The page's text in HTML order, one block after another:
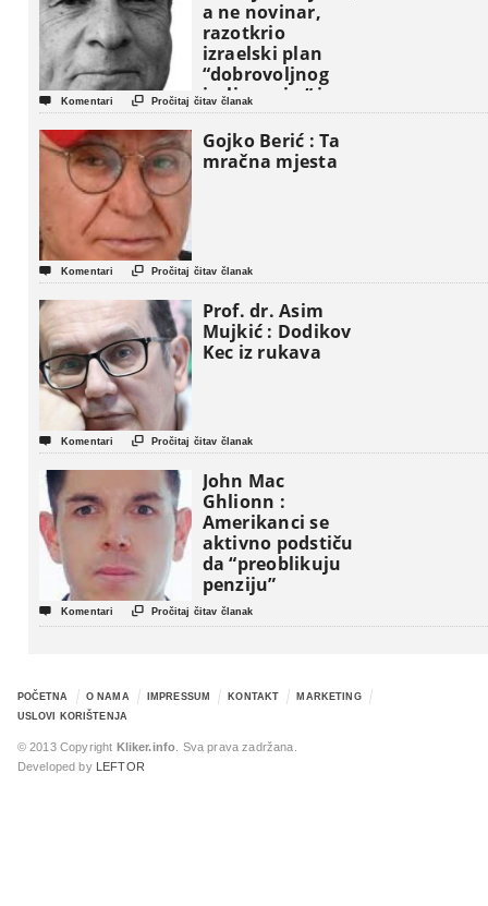
a ne novinar,
razotkrio
izraelski plan
“dobrovoljnog
iseljavanja ” iz
Gaze
 Komentari  Pročitaj čitav članak
Gojko Berić : Ta
mračna mjesta
 Komentari  Pročitaj čitav članak
Prof. dr. Asim
Mujkić : Dodikov
Kec iz rukava
 Komentari  Pročitaj čitav članak
John Mac
Ghlionn :
Amerikanci se
aktivno podstiču
da “preoblikuju
penziju”
 Komentari  Pročitaj čitav članak
POČETNA O NAMA IMPRESSUM KONTAKT
MARKETING
USLOVI KORIŠTENJA
© 2013 Copyright Kliker.info . Sva prava zadržana.
Developed by
LEFTOR